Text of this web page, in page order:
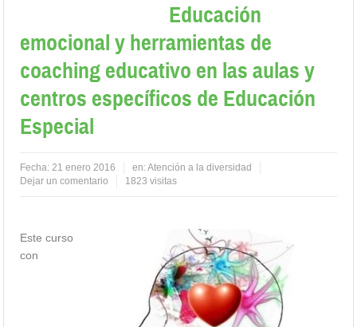
Educación
emocional y herramientas de
coaching educativo en las aulas y
centros específicos de Educación
Especial
Fecha:21 enero 2016 en:Atención a la diversidad
Dejar un comentario
1823 visitas
Este curso
con